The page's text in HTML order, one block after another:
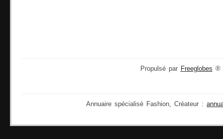
Propulsé par Freeglobes ®
Annuaire spécialisé Fashion, Créateur :